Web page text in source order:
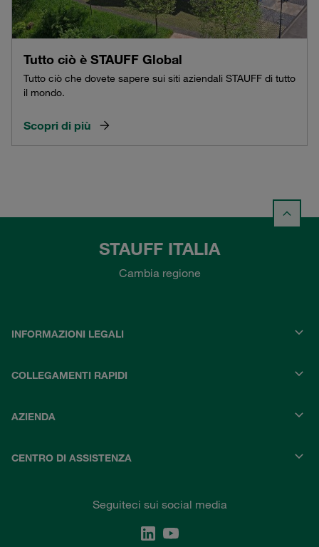
Tutto ciò è STAUFF Global
Tutto ciò che dovete sapere sui siti aziendali STAUFF di tutto
il mondo.
Scopri di più
STAUFF ITALIA
Cambia regione
INFORMAZIONI LEGALI
COLLEGAMENTI RAPIDI
AZIENDA
CENTRO DI ASSISTENZA
Seguiteci sui social media